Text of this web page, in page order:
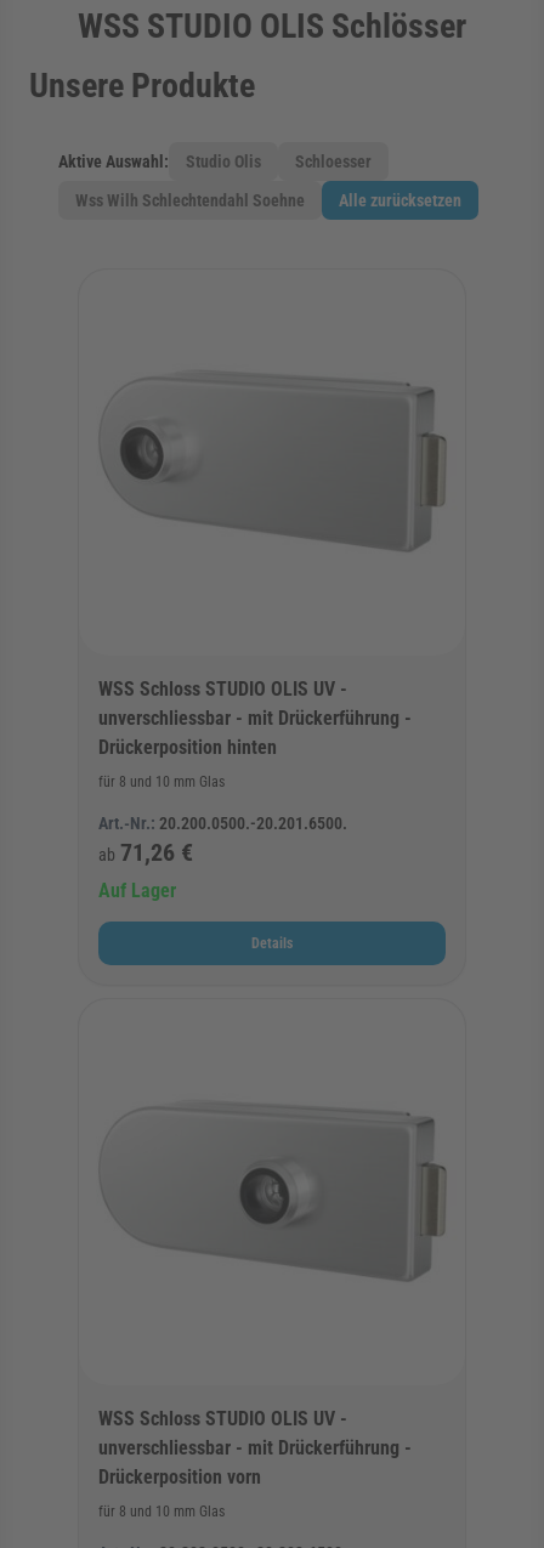
für Kategorie Zargen anzeigen
für Kategorie Angebote anzeigen
WSS STUDIO OLIS Schlösser
Unsere Produkte
Aktive Auswahl: Studio Olis
Schloesser
Wss Wilh Schlechtendahl Soehne
Alle zurücksetzen
WSS Schloss STUDIO OLIS UV -
unverschliessbar - mit Drückerführung -
Drückerposition hinten
für 8 und 10 mm Glas
Art.-Nr.: 20.200.0500.-20.201.6500.
ab 71,26 €
Auf Lager
Details
WSS Schloss STUDIO OLIS UV -
unverschliessbar - mit Drückerführung -
Drückerposition vorn
für 8 und 10 mm Glas